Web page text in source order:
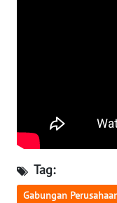
Tag:
Gabungan
JAMBI
WN
SULTRA